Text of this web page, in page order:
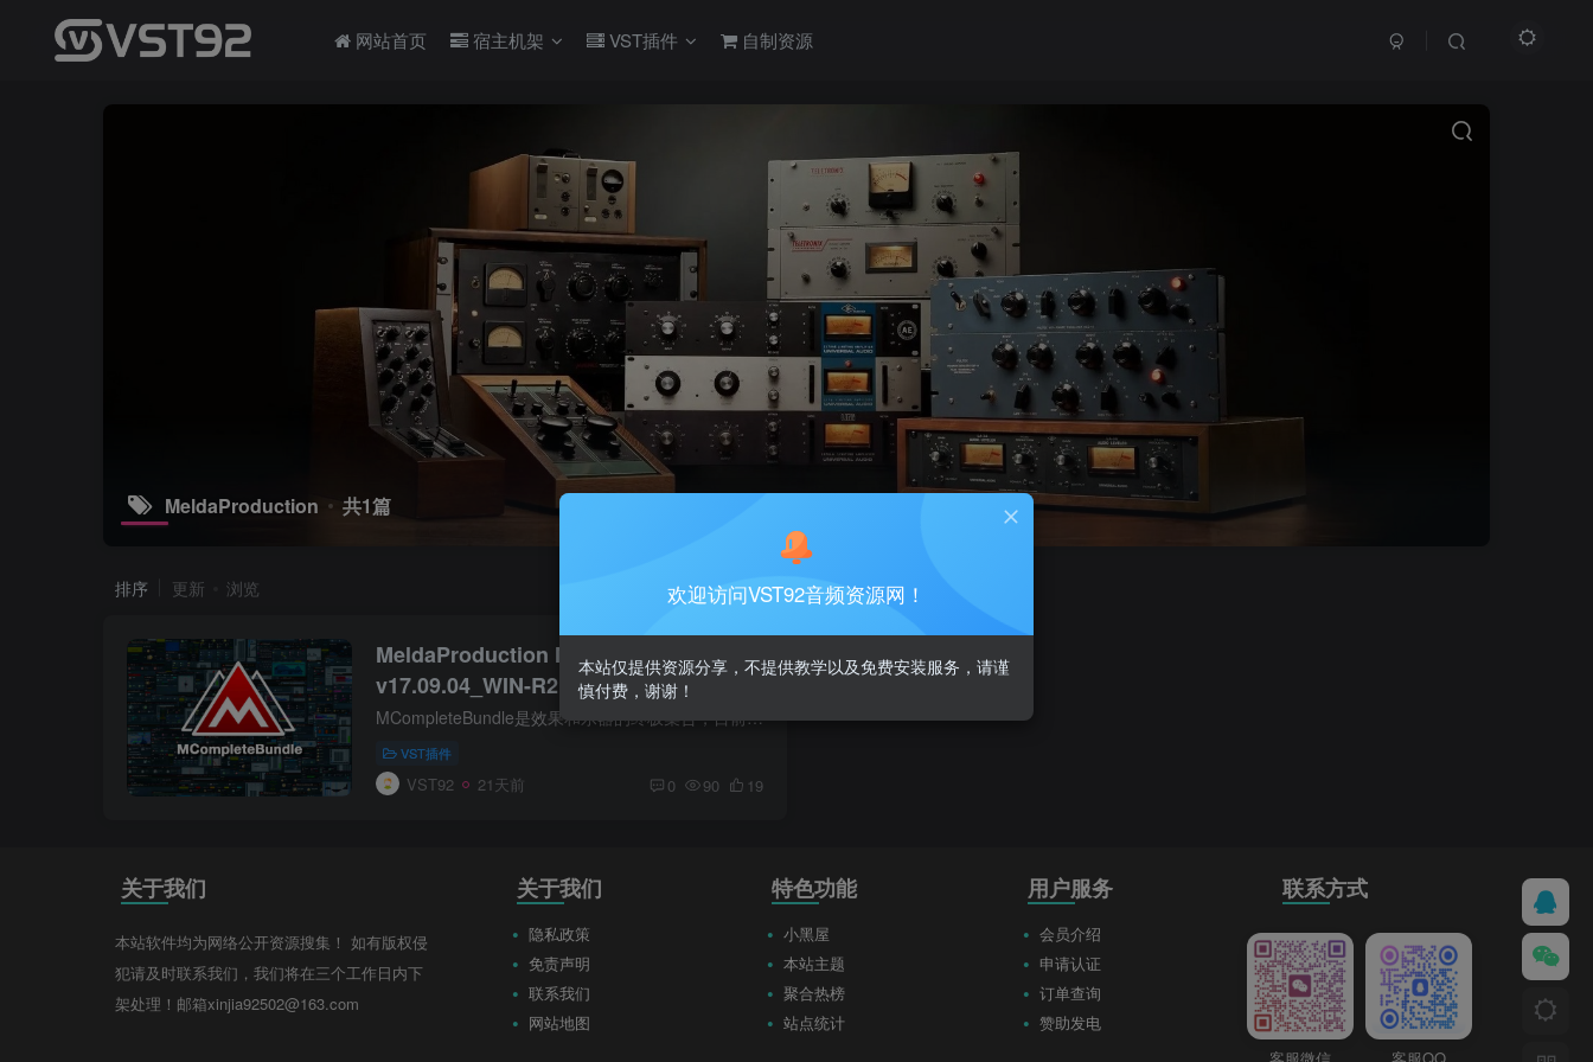
网站首页 宿主机架 VST插件 自制资源
MeldaProduction 共1篇
排序 更新 浏览
MeldaProduction MCompleteBundle
v17.09.04_WIN-R2R（2026.07.17更
新）
MCompleteBundle是效果和乐器的终极集合，目前包含112个效果和乐器，包括MDrummer、MSoundFactory、MPowerSynth、动态处理器、均衡器、调制效果、混响、立体声工具
VST插件
VST92 21天前 0 90 19
关于我们
本站软件均为网络公开资源搜集！ 如有版权侵
犯请及时联系我们，我们将在三个工作日内下
架处理！邮箱xinjia92502@163.com
关于我们
隐私政策
免责声明
联系我们
网站地图
特色功能
小黑屋
本站主题
聚合热榜
站点统计
用户服务
会员介绍
申请认证
订单查询
赞助发电
联系方式
客服微信 客服QQ
欢迎访问VST92音频资源网！
本站仅提供资源分享，不提供教学以及免费安装服务，请谨
慎付费，谢谢！